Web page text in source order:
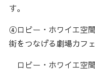
す。
④ロビー・ホワイエ空
街をつなげる劇場カフ
ロビー・ホワイエ空